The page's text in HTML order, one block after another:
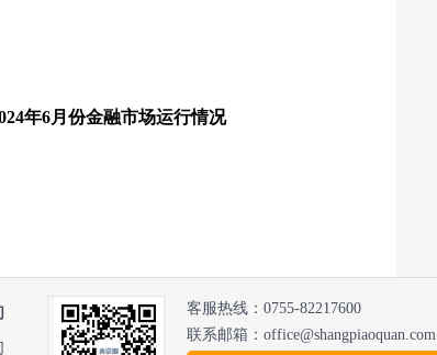
年6月份金融市场运行情况
客服热线： 0755-82217600
联系邮箱：office@shangpiaoquan.com